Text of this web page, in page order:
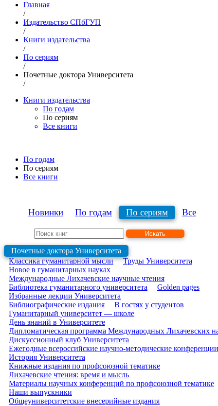
Главная
/
Издательство СПбГУП
/
Книги издательства
/
По сериям
/
Почетные доктора Университета
/
Книги издательства
По годам
По сериям
Все книги
По годам
По сериям
Все книги
Новинки По годам По сериям Все
Искать
Почетные доктора Университета
Классика гуманитарной мысли
Труды Университета
Новое в гуманитарных науках
Международные Лихачевские научные чтения
Библиотека гуманитарного университета
Golden pages
Избранные лекции Университета
Библиографические издания
В гостях у студентов
Гуманитарный университет — школе
День знаний в Университете
Дипломатическая программа Международных Лихачевских
Дискуссионный клуб Университета
Ежегодные всероссийские научно-методические
История Университета
Книжные издания по профсоюзной тематике
Лихачевские чтения: время и мысль
Материалы научных конференций по профсоюзной тематике
Наши выпускники
Общеуниверситетские внесерийные издания